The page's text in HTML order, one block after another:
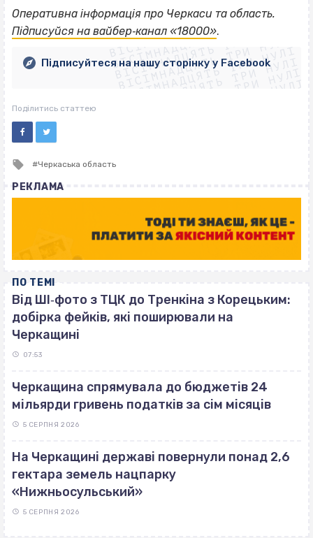
Оперативна інформація про Черкаси та область.
Підписуйся на вайбер‐канал «18000».
ВІСІМНАДЦЯТЬ ТРИ НУЛІ
ВІСІМНАДЦЯТЬ ТРИ НУЛІ
ВІСІМНАДЦЯТЬ ТРИ НУЛІ
ВІСІМНАДЦЯТЬ ТРИ НУЛІ
ВІСІМНАДЦЯТЬ ТРИ НУЛІ
ВІСІМНАДЦЯТЬ ТРИ НУЛІ
ВІСІМНАДЦЯТЬ ТРИ НУЛІ
ВІСІМНАДЦЯТЬ ТРИ НУЛІ
Підписуйтеся на нашу сторінку у Facebook
Поділитись статтею
Tagged
Черкаська область
РЕКЛАМА
ПО ТЕМІ
Від ШІ‐фото з ТЦК до Тренкіна з Корецьким:
добірка фейків, які поширювали на
Черкащині
07:53
Черкащина спрямувала до бюджетів 24
мільярди гривень податків за сім місяців
5 СЕРПНЯ 2026
На Черкащині державі повернули понад 2,6
гектара земель нацпарку
«Нижньосульський»
5 СЕРПНЯ 2026